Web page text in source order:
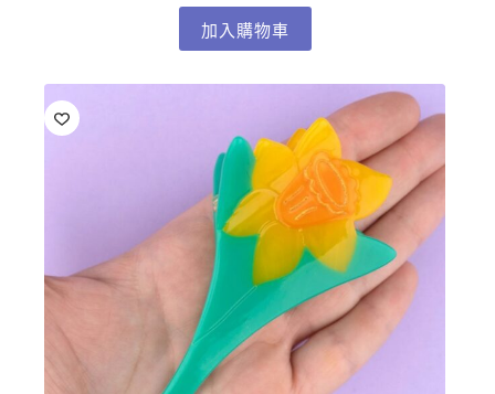
加入購物車